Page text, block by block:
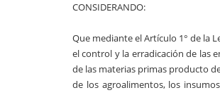
CONSIDERANDO:
Que mediante el Artículo 1° de la
el control y la erradicación de las
de las materias primas producto
de los agroalimentos, los